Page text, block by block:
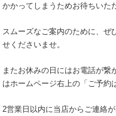
かかってしまうためお待ちいた
スムーズなご案内のために、ぜ
せくださいませ。
またお休みの日にはお電話が繋
はホームページ右上の「ご予約
2営業日以内に当店からご連絡